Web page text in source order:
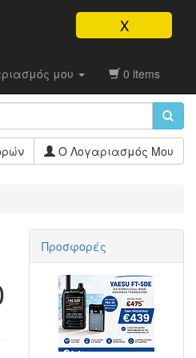
X
μου 0 items
Ο Λογαριασμός Μου
Προσφορές